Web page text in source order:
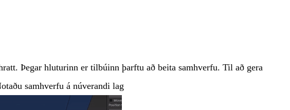
Þegar hluturinn er tilbúinn þarftu að beita samhverfu. Til að gera
samhverfu á núverandi lag